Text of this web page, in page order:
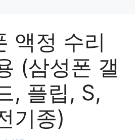
액정 수리
(삼성폰 갤
, 플립, S,
기종)